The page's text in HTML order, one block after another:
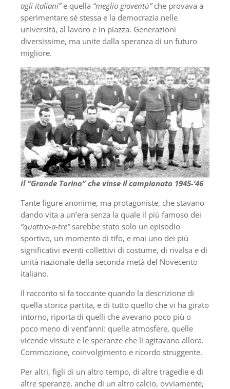
agli italiani”e quella “meglio gioventù”che provava a
sperimentare sé stessa e la democrazia nelle
università, al lavoro e in piazza. Generazioni
diversissime, ma unite dalla speranza di un futuro
migliore.
Il “Grande Torino” che vinse il campionato 1945-’46
Tante figure anonime, ma protagoniste, che stavano
dando vita a un’era senza la quale il più famoso dei
“quattro-a-tre”sarebbe stato solo un episodio
sportivo, un momento di tifo, e mai uno dei più
significativi eventi collettivi di costume, di rivalsa e di
unità nazionale della seconda metà del Novecento
italiano.
Il racconto si fa toccante quando la descrizione di
quella storica partita, e di tutto quello che vi ha girato
intorno, riporta di quelli che avevano poco più o
poco meno di vent’anni: quelle atmosfere, quelle
vicende vissute e le speranze che li agitavano allora.
Commozione, coinvolgimento e ricordo struggente.
Per altri, figli di un altro tempo, di altre tragedie e di
altre speranze, anche di un altro calcio, ovviamente,